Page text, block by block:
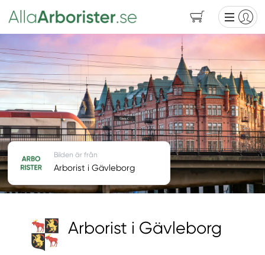
Arborist i Gävleborg
Bilden är från
Arborist i Gävleborg